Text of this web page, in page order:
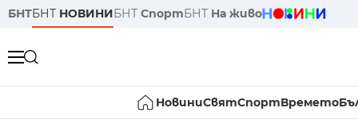
БНТБНТ НОВИНИБНТ СпортБНТ На живо
НовиниСвятСпортВремето